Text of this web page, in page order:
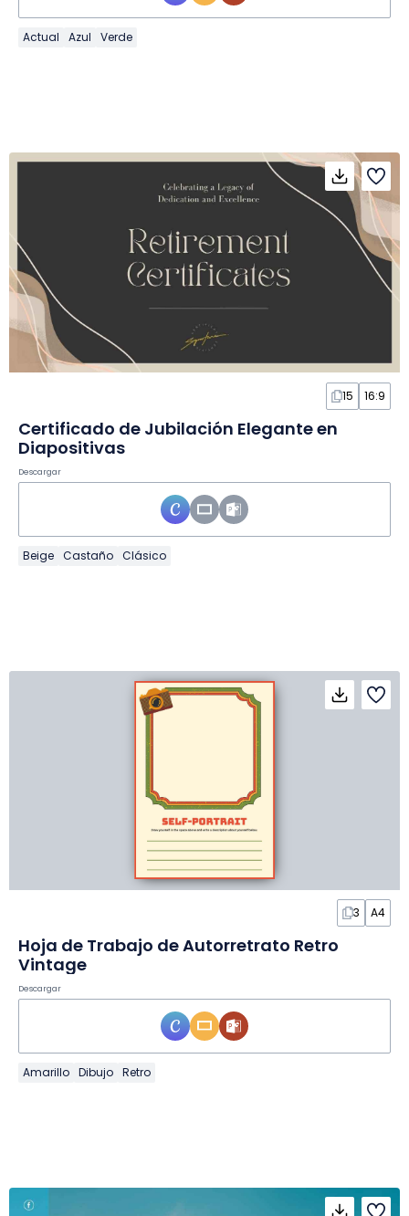
Actual Azul Verde
15 16:9
Certificado de Jubilación Elegante en
Diapositivas
Descargar
Beige Castaño Clásico
3 A4
Hoja de Trabajo de Autorretrato Retro
Vintage
Descargar
Amarillo Dibujo Retro